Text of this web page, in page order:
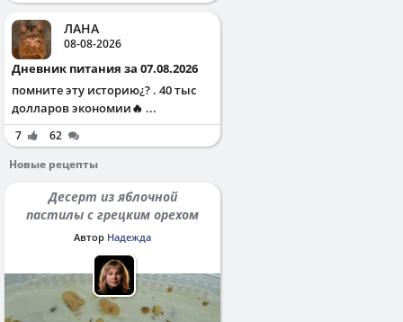
ЛАНА
08-08-2026
Дневник питания за 07.08.2026
помните эту историю¿? . 40 тыс
долларов экономии🔥 ...
7
62
Новые рецепты
Десерт из яблочной
пастилы с грецким орехом
Автор Надежда